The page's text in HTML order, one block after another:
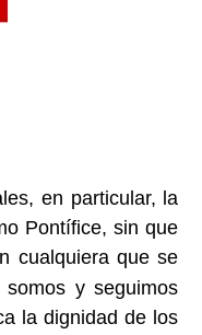
en particular, la
Pontífice, sin que
cualquiera que se
y seguimos
la dignidad de los